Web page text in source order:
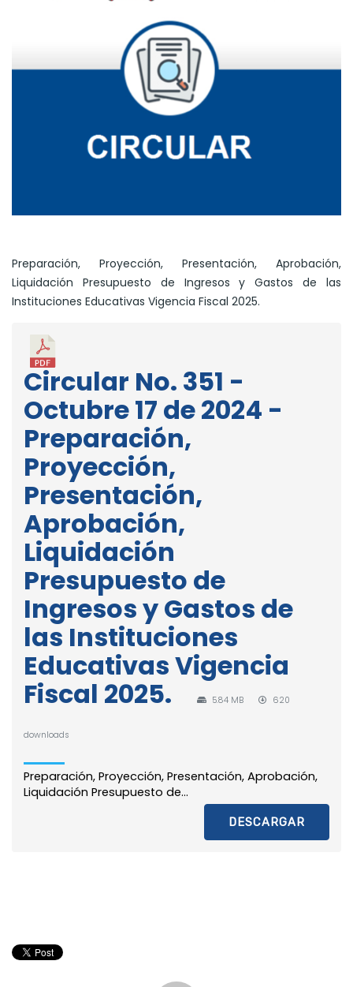
Preparación, Proyección, Presentación, Aprobación,
Liquidación Presupuesto de Ingresos y Gastos de las
Instituciones Educativas Vigencia Fiscal 2025.
Circular No. 351 -
Octubre 17 de 2024 -
Preparación,
Proyección,
Presentación,
Aprobación,
Liquidación
Presupuesto de
Ingresos y Gastos de
las Instituciones
Educativas Vigencia
Fiscal 2025.
5.84 MB 620
downloads
Preparación, Proyección, Presentación, Aprobación,
Liquidación Presupuesto de...
DESCARGAR